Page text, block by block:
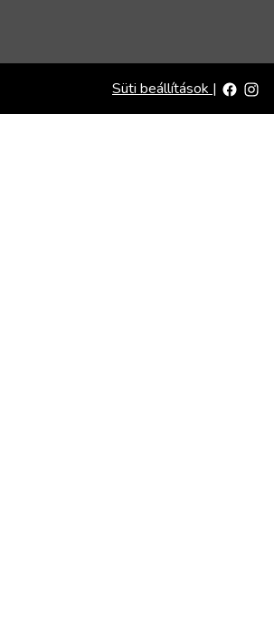
Süti beállítások |